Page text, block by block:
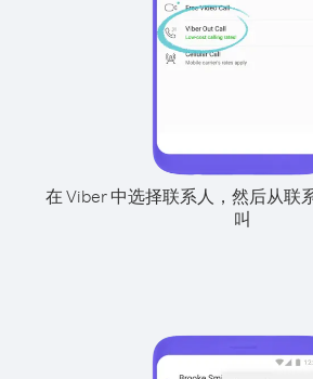
在 Viber 中选择联系人，然后从联
叫